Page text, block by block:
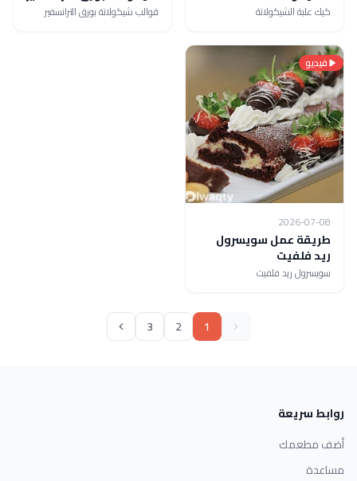
كيك علبة الشيكولاتة قوالب شيكولاتة بورق الترانسفير
فيديو
2026-07-08
طريقة عمل سويسرول
ريد فلفيت
سويسرول ريد فلفيت
1
2
3
روابط سريعة
أضف مطعمك
مساعدة